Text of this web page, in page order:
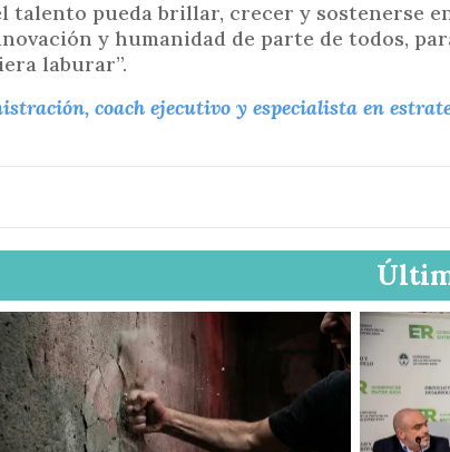
pueda brillar, crecer y sostenerse
y humanidad de parte de todos,
laburar”.
coach ejecutivo y especialista en